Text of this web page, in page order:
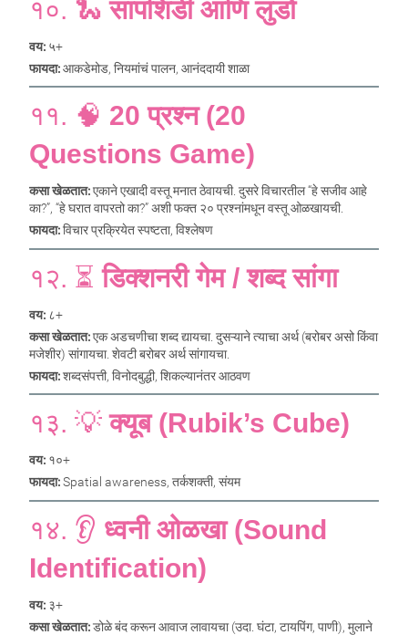
१०. 🐍सापशिडी आणि लुडो
वय: ५+
फायदा:आकडेमोड, नियमांचं पालन, आनंददायी शाळा
११. 🧠 20 प्रश्न (20
Questions Game)
कसा खेळतात:एकाने एखादी वस्तू मनात ठेवायची. दुसरे विचारतील “हे सजीव आहे
का?”, “हे घरात वापरतो का?” अशी फक्त २० प्रश्नांमधून वस्तू ओळखायची.
फायदा:विचार प्रक्रियेत स्पष्टता, विश्लेषण
१२. ⏳डिक्शनरी गेम / शब्द सांगा
वय: ८+
कसा खेळतात:एक अडचणीचा शब्द द्यायचा. दुसऱ्याने त्याचा अर्थ (बरोबर असो किंवा
मजेशीर) सांगायचा. शेवटी बरोबर अर्थ सांगायचा.
फायदा:शब्दसंपत्ती, विनोदबुद्धी, शिकल्यानंतर आठवण
१३. 💡क्यूब (Rubik’s Cube)
वय: १०+
फायदा:Spatial awareness, तर्कशक्ती, संयम
१४. 👂 ध्वनी ओळखा (Sound
Identification)
वय: ३+
कसा खेळतात:डोळे बंद करून आवाज लावायचा (उदा. घंटा, टायपिंग, पाणी), मुलाने